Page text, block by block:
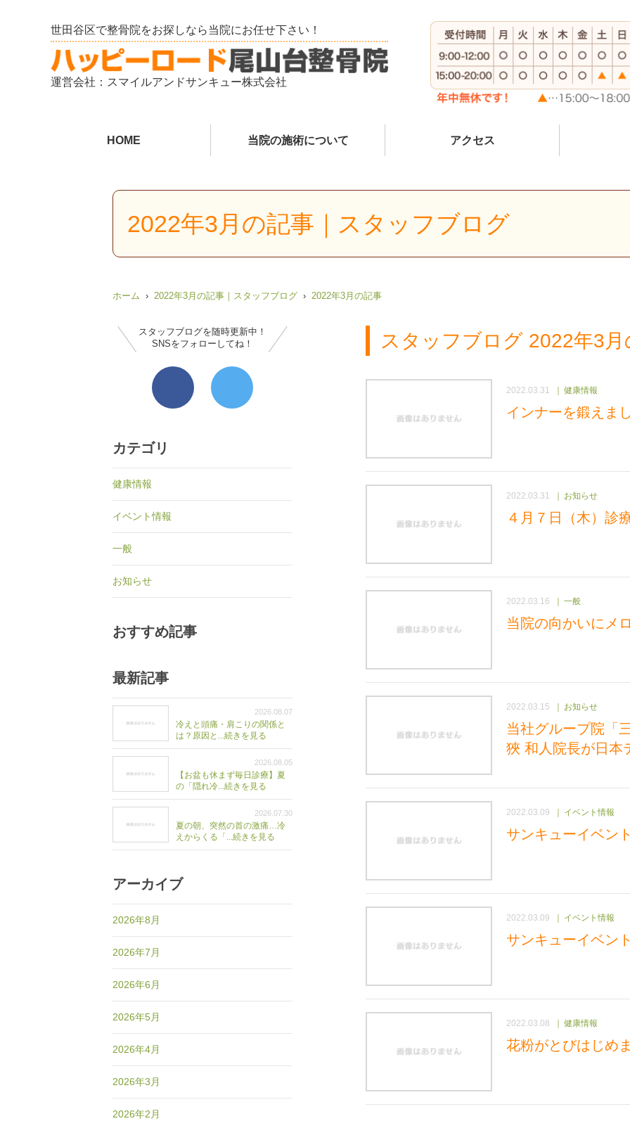
世田谷区で整骨院をお探しなら当院にお任せ下さい！
運営会社：スマイルアンドサンキュー株式会社
HOME 当院の施術について アクセス
2022年3月の記事｜スタッフブログ
ホーム 2022年3月の記事｜スタッフブログ 2022年3月の記事
スタッフブログ 2022年3月
2022.03.31 健康情報
インナーを鍛えま
2022.03.31 お知らせ
４月７日（木）診
2022.03.16 一般
当院の向かいにメ
2022.03.15 お知らせ
当社グループ院「
狹 和人院長が日本
2022.03.09 イベント情報
サンキューイベン
2022.03.09 イベント情報
サンキューイベン
2022.03.08 健康情報
花粉がとびはじめ
スタッフブログを随時更新中！
SNSをフォローしてね！
カテゴリ
健康情報
イベント情報
一般
お知らせ
おすすめ記事
最新記事
2026.08.07
冷えと頭痛・肩こりの関係と
は？原因と...続きを見る
2026.08.05
【お盆も休まず毎日診療】夏
の「隠れ冷...続きを見る
2026.07.30
夏の朝、突然の首の激痛…冷
えからくる「...続きを見る
アーカイブ
2026年8月
2026年7月
2026年6月
2026年5月
2026年4月
2026年3月
2026年2月